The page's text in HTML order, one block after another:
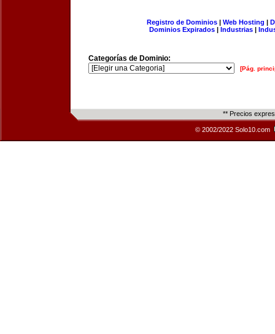
Registro de Dominios| Web Hosting |
Dominios Expirados | Industrias |
Categorías de Dominio:
[Pág.
** Precios
© 2002/2022 Solo10.com